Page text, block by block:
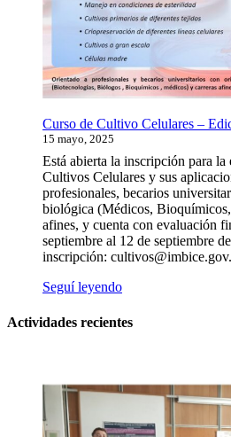
Curso de Cultivo Celulares –
15 mayo, 2025
Está abierta la inscripción para
Cultivos Celulares y sus
profesionales, becarios
biológica (Médicos,
afines, y cuenta con evaluación
septiembre al 12 de septiembre
inscripción:
Seguí leyendo“Curso
Cultivo
2025”
Actividades recientes